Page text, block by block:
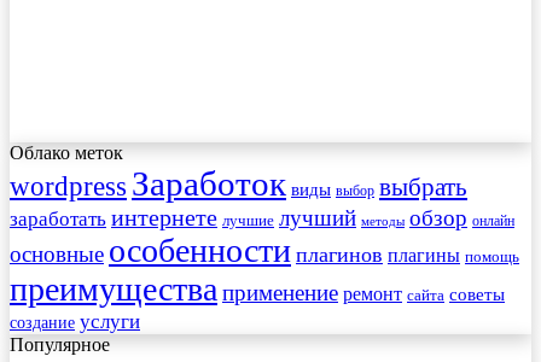
Облако меток
wordpress Заработок виды выбор выбрать
заработать интернете лучшие лучший методы обзор онлайн
основные особенности плагинов плагины помощь
преимущества применение ремонт сайта советы
создание услуги
Популярное